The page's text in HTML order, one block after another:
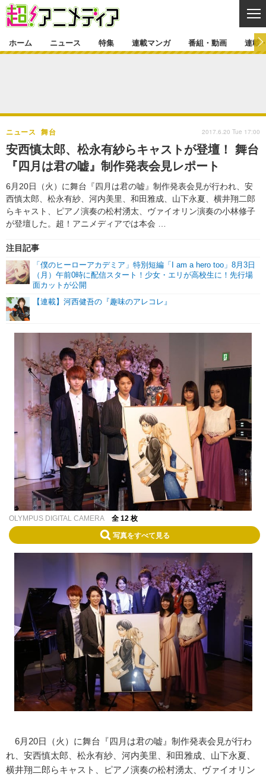
ゲーム・アプリ マンガ
グッズ イベント
声優 コスプレ
舞台 新帝スタ
特集一覧 カバー
ラキりす
連載マンガ
連載マンガ一覧 連載一覧
番組・動画
番組・動画一覧 ラジオ
動画
連載・ブログ
連載・ブログ一覧 コラム
編集部ブログ・お知らせ
ホーム ニュース 特集 連載マンガ 番組・動画 連載
安西慎太郎、松永有紗らキャストが登壇！ 舞台
『四月は君の嘘』制作発表会見レポート
6月20日（火）に舞台『四月は君の嘘』制作発表会見が行われ、安
西慎太郎、松永有紗、河内美里、和田雅成、山下永夏、横井翔二郎
らキャスト、ピアノ演奏の松村湧太、ヴァイオリン演奏の小林修子
が登壇した。超！アニメディアでは本会 …
ニュース 舞台
注目記事
「僕のヒーローアカデミア」特別短編「I am a hero too」8月3日
（月）午前0時に配信スタート！少女・エリが高校生に！先行場
面カットが公開
【連載】河西健吾の『趣味のアレコレ』
2017.6.20 Tue 17:00
OLYMPUS DIGITAL CAMERA 全 12 枚
写真をすべて見る
6月20日（火）に舞台『四月は君の嘘』制作発表会見が行わ
れ、安西慎太郎、松永有紗、河内美里、和田雅成、山下永夏、
横井翔二郎らキャスト、ピアノ演奏の松村湧太、ヴァイオリン